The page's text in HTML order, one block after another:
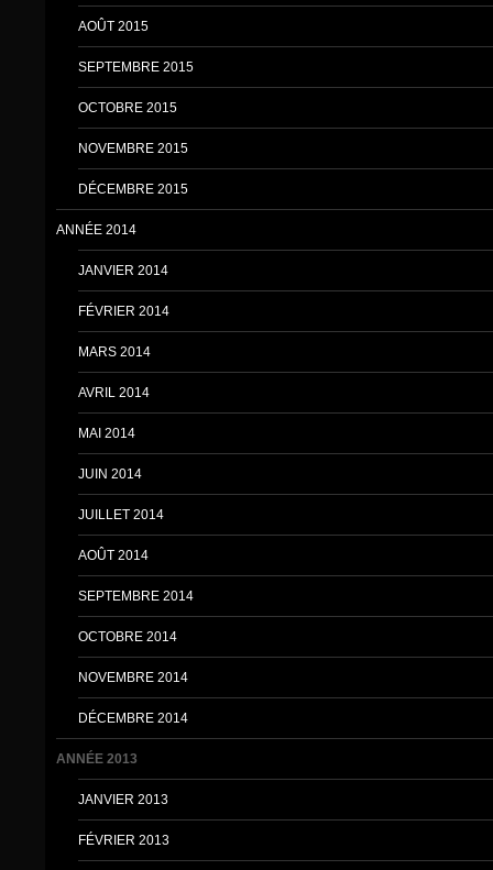
AOÛT 2015
SEPTEMBRE 2015
OCTOBRE 2015
NOVEMBRE 2015
DÉCEMBRE 2015
ANNÉE 2014
JANVIER 2014
FÉVRIER 2014
MARS 2014
AVRIL 2014
MAI 2014
JUIN 2014
JUILLET 2014
AOÛT 2014
SEPTEMBRE 2014
OCTOBRE 2014
NOVEMBRE 2014
DÉCEMBRE 2014
ANNÉE 2013
JANVIER 2013
FÉVRIER 2013